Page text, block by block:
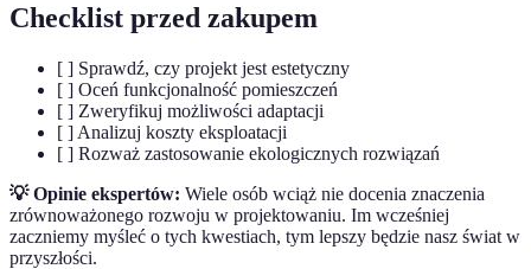
Checklist przed zakupem
[ ] Sprawdź, czy projekt jest estetyczny
[ ] Oceń funkcjonalność pomieszczeń
[ ] Zweryfikuj możliwości adaptacji
[ ] Analizuj koszty eksploatacji
[ ] Rozważ zastosowanie ekologicznych rozwiązań
💡 Opinie ekspertów: Wiele osób wciąż nie docenia znaczenia
zrównoważonego rozwoju w projektowaniu. Im wcześniej
zaczniemy myśleć o tych kwestiach, tym lepszy będzie nasz świat w
przyszłości.